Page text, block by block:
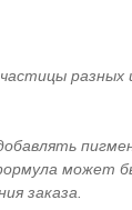
разных
может
заказа.